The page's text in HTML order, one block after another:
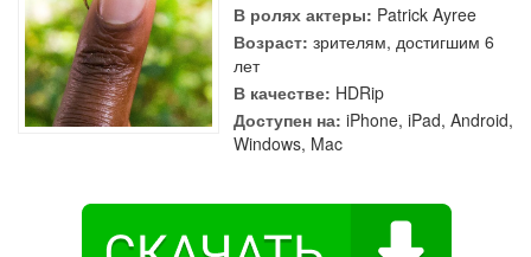
В ролях актеры: Patrick Ayree
Возраст: зрителям, достигшим 6
лет
В качестве: HDRip
Доступен на: iPhone, iPad, Android,
Windows, Mac